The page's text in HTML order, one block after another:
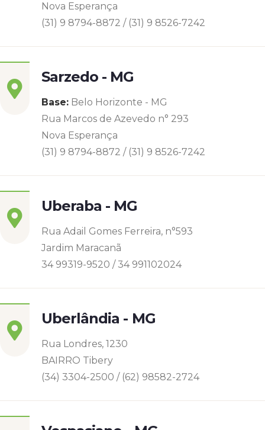
Nova Esperança
(31) 9 8794-8872 / (31) 9 8526-7242
Sarzedo - MG
Base: Belo Horizonte - MG
Rua Marcos de Azevedo n° 293
Nova Esperança
(31) 9 8794-8872 / (31) 9 8526-7242
Uberaba - MG
Rua Adail Gomes Ferreira, n°593
Jardim Maracanã
34 99319-9520 / 34 991102024
Uberlândia - MG
Rua Londres, 1230
BAIRRO Tibery
(34) 3304-2500 / (62) 98582-2724